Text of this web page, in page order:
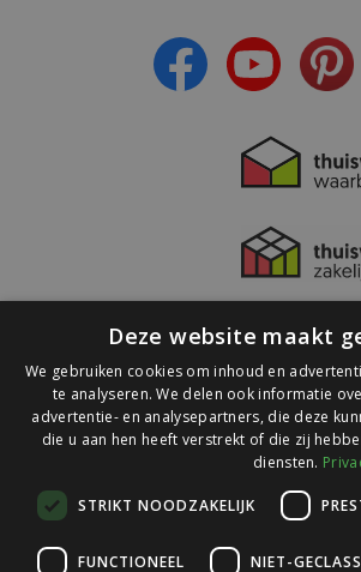
© 2026
op
Webwinkelkeur
Deze website maakt
We gebruiken cookies om inhoud en
te analyseren. We delen ook informatie
advertentie- en analysepartners, die deze
die u aan hen heeft verstrekt of die zij
diensten.
STRIKT NOODZAKELIJK
FUNCTIONEEL NIET-